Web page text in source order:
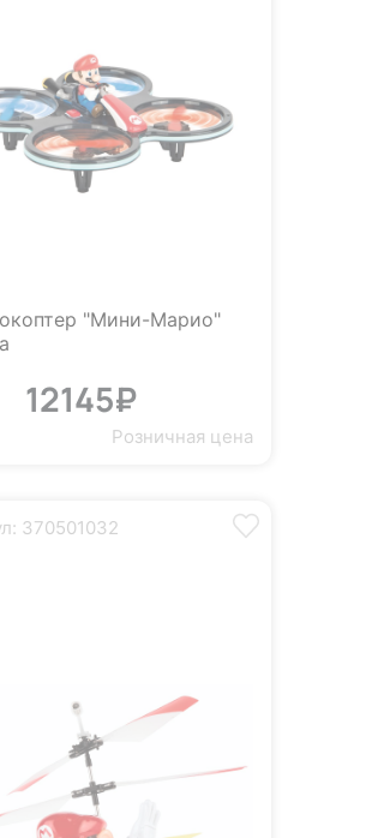
"Мини-Марио"
12145₽
Розничная цена
370501032